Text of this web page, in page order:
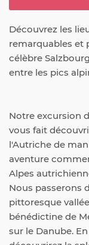
Découvrez les
remarquables et
célèbre
entre les pics
Notre excursion
vous fait
l'Autriche de
aventure
Alpes
Nous passerons
pittoresque
bénédictine de
sur le Danube.